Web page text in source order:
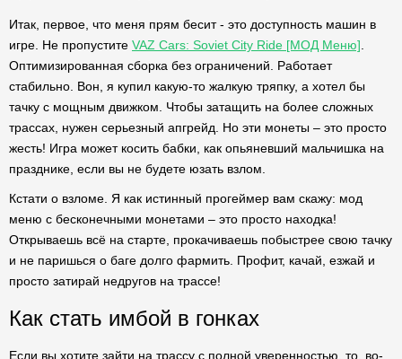
Итак, первое, что меня прям бесит - это доступность машин в
игре. Не пропустите VAZ Cars: Soviet City Ride [МОД Меню]
Оптимизированная сборка без ограничений. Работает
стабильно. Вон, я купил какую-то жалкую тряпку, а хотел бы
тачку с мощным движком. Чтобы затащить на более сложных
трассах, нужен серьезный апгрейд. Но эти монеты – это просто
жесть! Игра может косить бабки, как опьяневший мальчишка на
празднике, если вы не будете юзать взлом.
Кстати о взломе. Я как истинный прогеймер вам скажу: мод
меню с бесконечными монетами – это просто находка!
Открываешь всё на старте, прокачиваешь побыстрее свою тачку
и не паришься о баге долго фармить. Профит, качай, езжай и
просто затирай недругов на трассе!
Как стать имбой в гонках
Если вы хотите зайти на трассу с полной уверенностью, то, во-